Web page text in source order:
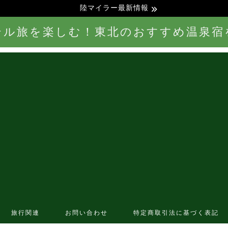
陸マイラー最新情報
ル旅を楽しむ！東北のおすすめ温泉宿
旅行関連 お問い合わせ 特定商取引法に基づく表記